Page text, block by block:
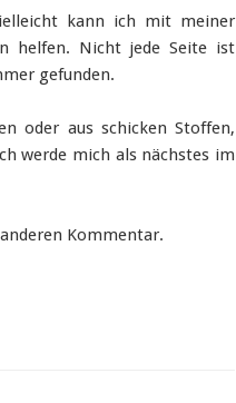
kann ich mit meiner
helfen. Nicht jede Seite ist
gefunden.
oder aus schicken Stoffen,
werde mich als nächstes im
Kommentar.